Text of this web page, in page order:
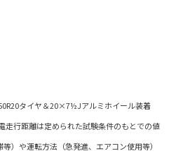
タイヤ＆20×7½Jアルミホイール装着
行距離は定められた試験条件のもとでの値
）や運転方法（急発進、エアコン使用等）